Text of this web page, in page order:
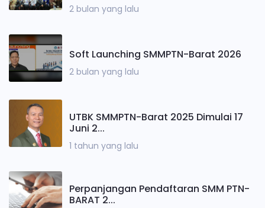
2 bulan yang lalu
Soft Launching SMMPTN-Barat 2026
2 bulan yang lalu
UTBK SMMPTN-Barat 2025 Dimulai 17
Juni 2...
1 tahun yang lalu
Perpanjangan Pendaftaran SMM PTN-
BARAT 2...